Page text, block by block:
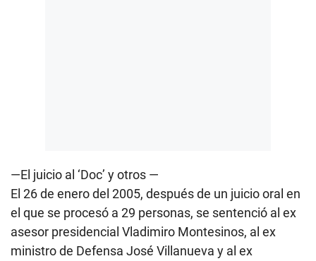
—El juicio al ‘Doc’ y otros —
El 26 de enero del 2005, después de un juicio oral en
el que se procesó a 29 personas, se sentenció al ex
asesor presidencial Vladimiro Montesinos, al ex
ministro de Defensa José Villanueva y al ex